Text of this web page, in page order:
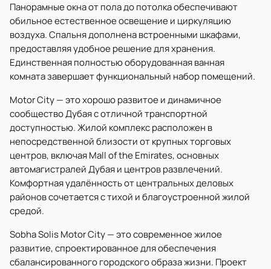
Панорамные окна от пола до потолка обеспечивают
обильное естественное освещение и циркуляцию
воздуха. Спальня дополнена встроенными шкафами,
предоставляя удобное решение для хранения.
Единственная полностью оборудованная ванная
комната завершает функциональный набор помещений.
Motor City — это хорошо развитое и динамичное
сообщество Дубая с отличной транспортной
доступностью. Жилой комплекс расположен в
непосредственной близости от крупных торговых
центров, включая Mall of the Emirates, основных
автомагистралей Дубая и центров развлечений.
Комфортная удалённость от центральных деловых
районов сочетается с тихой и благоустроенной жилой
средой.
Sobha Solis Motor City — это современное жилое
развитие, спроектированное для обеспечения
сбалансированного городского образа жизни. Проект